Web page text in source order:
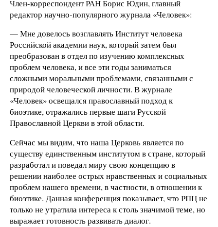
Член-корреспондент РАН Борис Юдин, главный
редактор научно-популярного журнала «Человек»:
— Мне довелось возглавлять Институт человека
Российской академии наук, который затем был
преобразован в отдел по изучению комплексных
проблем человека, и все эти годы заниматься
сложными моральными проблемами, связанными с
природой человеческой личности. В журнале
«Человек» освещался православный подход к
биоэтике, отражались первые шаги Русской
Православной Церкви в этой области.
Сейчас мы видим, что наша Церковь является по
существу единственным институтом в стране, который
разработал и поведал миру свою концепцию в
решении наиболее острых нравственных и социальных
проблем нашего времени, в частности, в отношении к
биоэтике. Данная конференция показывает, что РПЦ не
только не утратила интереса к столь значимой теме, но
выражает готовность развивать диалог.